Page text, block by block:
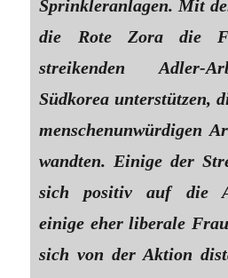
Sprinkleranlagen. Mit
die Rote Zora die
streikenden Adler-
Südkorea unterstützen,
menschenunwürdigen
wandten. Einige der
sich positiv auf die
einige eher liberale
sich von der Aktion